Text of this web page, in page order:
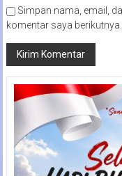
Simpan nama, email,
komentar saya berikutnya.